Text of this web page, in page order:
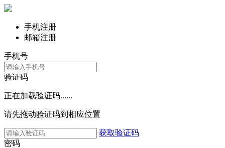
手机注册
邮箱注册
手机号
验证码
正在加载验证码......
请先拖动验证码到相应位置
获取验证码
密码